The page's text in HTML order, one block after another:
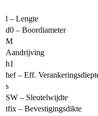
l – Lengte
d0 – Boordiameter
M
Aandrijving
h1
hef – Eff.
s
SW – Sleutelwijdte
tfix – Bevestigingsdikte